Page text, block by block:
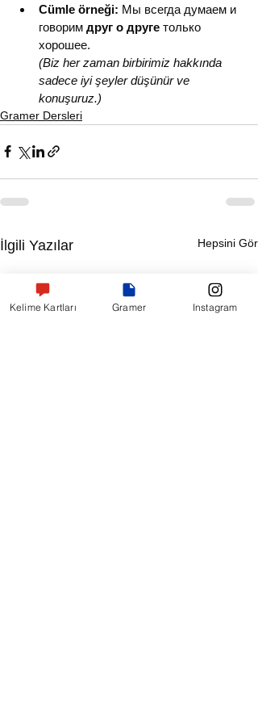
Cümle örneği: Мы всегда думаем и
говорим друг о друге только
хорошее.
(Biz her zaman birbirimiz hakkında
sadece iyi şeyler düşünür ve
konuşuruz.)
Gramer Dersleri
İlgili Yazılar Hepsini Gör
Kelime Kartları Gramer Instagram